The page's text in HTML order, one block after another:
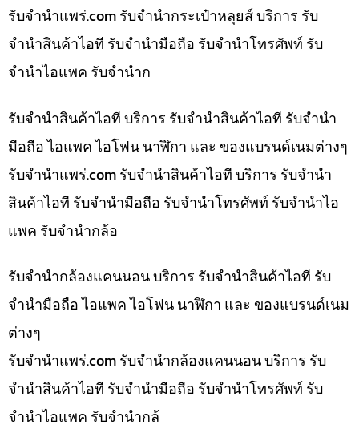
รับจํานําแพร่.com รับจำนำกระเป๋าหลุยส์ บริการ รับ
จำนำสินค้าไอที รับจำนำมือถือ รับจำนำโทรศัพท์ รับ
จำนำไอแพค รับจำนำก
รับจำนำสินค้าไอที บริการ รับจำนำสินค้าไอที รับจำนำ
มือถือ ไอแพค ไอโฟน นาฬิกา และ ของแบรนด์เนมต่างๆ
รับจํานําแพร่.com รับจำนำสินค้าไอที บริการ รับจำนำ
สินค้าไอที รับจำนำมือถือ รับจำนำโทรศัพท์ รับจำนำไอ
แพค รับจำนำกล้อ
รับจำนำกล้องแคนนอน บริการ รับจำนำสินค้าไอที รับ
จำนำมือถือ ไอแพค ไอโฟน นาฬิกา และ ของแบรนด์เนม
ต่างๆ
รับจํานําแพร่.com รับจำนำกล้องแคนนอน บริการ รับ
จำนำสินค้าไอที รับจำนำมือถือ รับจำนำโทรศัพท์ รับ
จำนำไอแพค รับจำนำกล้